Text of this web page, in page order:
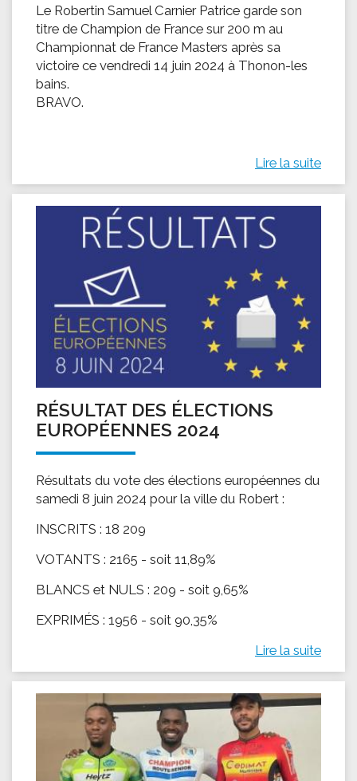
Le Robertin Samuel Carnier Patrice garde son
titre de Champion de France sur 200 m au
Championnat de France Masters après sa
victoire ce vendredi 14 juin 2024 à Thonon-les
bains.
BRAVO.
Lire la suite
RÉSULTAT DES ÉLECTIONS
EUROPÉENNES 2024
Résultats du vote des élections européennes du
samedi 8 juin 2024 pour la ville du Robert :
INSCRITS : 18 209
VOTANTS : 2165 - soit 11,89%
BLANCS et NULS : 209 - soit 9,65%
EXPRIMÉS : 1956 - soit 90,35%
Lire la suite